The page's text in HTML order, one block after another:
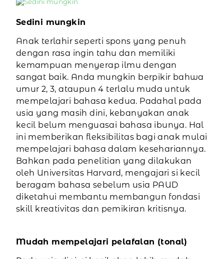
Sedini mungkin
Anak terlahir seperti spons yang penuh
dengan rasa ingin tahu dan memiliki
kemampuan menyerap ilmu dengan
sangat baik. Anda mungkin berpikir bahwa
umur 2, 3, ataupun 4 terlalu muda untuk
mempelajari bahasa kedua. Padahal pada
usia yang masih dini, kebanyakan anak
kecil belum menguasai bahasa ibunya. Hal
ini memberikan fleksibilitas bagi anak mulai
mempelajari bahasa dalam kesehariannya.
Bahkan pada penelitian yang dilakukan
oleh Universitas Harvard, mengajari si kecil
beragam bahasa sebelum usia PAUD
diketahui membantu membangun fondasi
skill kreativitas dan pemikiran kritisnya.
Mudah mempelajari pelafalan (tonal)